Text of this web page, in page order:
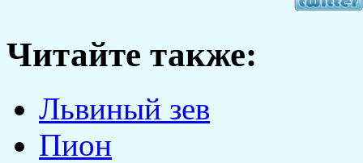
Читайте также:
Львиный зев
Пион